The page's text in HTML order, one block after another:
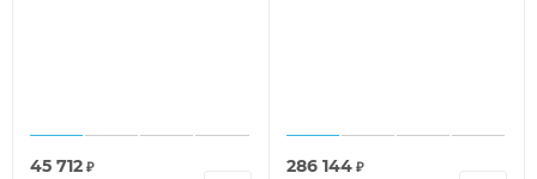
45 712 ₽ 286 144₽